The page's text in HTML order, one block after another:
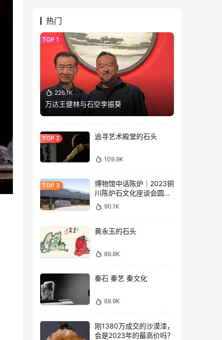
热门
226.1K
万达王健林与石空李振葵
追寻艺术殿堂的石头
109.9K
博物馆中话陈炉｜2023铜
川陈炉石文化座谈会圆满
落幕90.1K
黄永玉的石头
89.8K
秦石 秦艺 秦文化
69.9K
刚1380万成交的沙漠漆，
会是2023年的最高价吗？